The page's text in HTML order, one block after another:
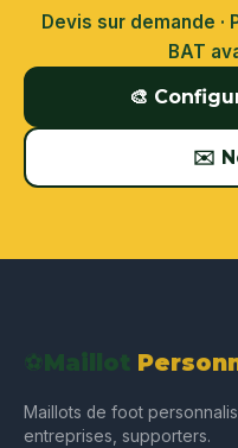
Devis sur demande ·
BAT
🎨
✉️
⚽Maillot
Maillots de foot
entreprises, supporters.